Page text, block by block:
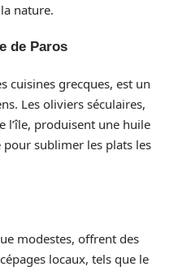
nature.
de Paros
cuisines grecques, est un
Les oliviers séculaires,
l’île, produisent une huile
sublimer les plats les
modestes, offrent des
locaux, tels que le